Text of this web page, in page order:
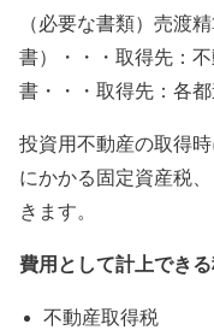
（必要な書類）売渡
書）・・・取得先：
書・・・取得先：各
投資用不動産の取得
にかかる固定資産税
きます。
費用として計上でき
不動産取得税